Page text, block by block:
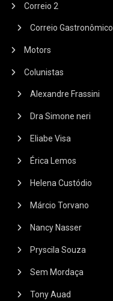
Correio 2
Correio Gastronômico
Motors
Colunistas
Alexandre Frassini
Dra Simone neri
Eliabe Visa
Érica Lemos
Helena Custódio
Márcio Torvano
Nancy Nasser
Pryscila Souza
Sem Mordaça
Tony Auad